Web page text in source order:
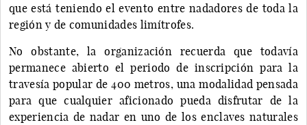
que está teniendo el evento entre nadadores de toda la
región y de comunidades limítrofes.
No obstante, la organización recuerda que todavía
permanece abierto el periodo de inscripción para la
travesía popular de 400 metros, una modalidad pensada
para que cualquier aficionado pueda disfrutar de la
experiencia de nadar en uno de los enclaves naturales